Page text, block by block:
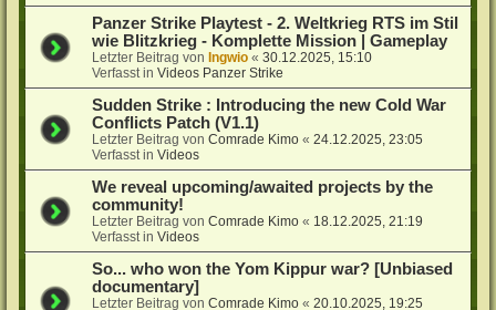
Panzer Strike Playtest - 2. Weltkrieg RTS im Stil
wie Blitzkrieg - Komplette Mission | Gameplay
Letzter Beitrag vonIngwio «30.12.2025, 15:10
Verfasst inVideos Panzer Strike
Sudden Strike : Introducing the new Cold War
Conflicts Patch (V1.1)
Letzter Beitrag vonComrade Kimo «24.12.2025, 23:05
Verfasst inVideos
We reveal upcoming/awaited projects by the
community!
Letzter Beitrag vonComrade Kimo « 18.12.2025, 21:19
Verfasst inVideos
So... who won the Yom Kippur war? [Unbiased
documentary]
Letzter Beitrag vonComrade Kimo «20.10.2025, 19:25